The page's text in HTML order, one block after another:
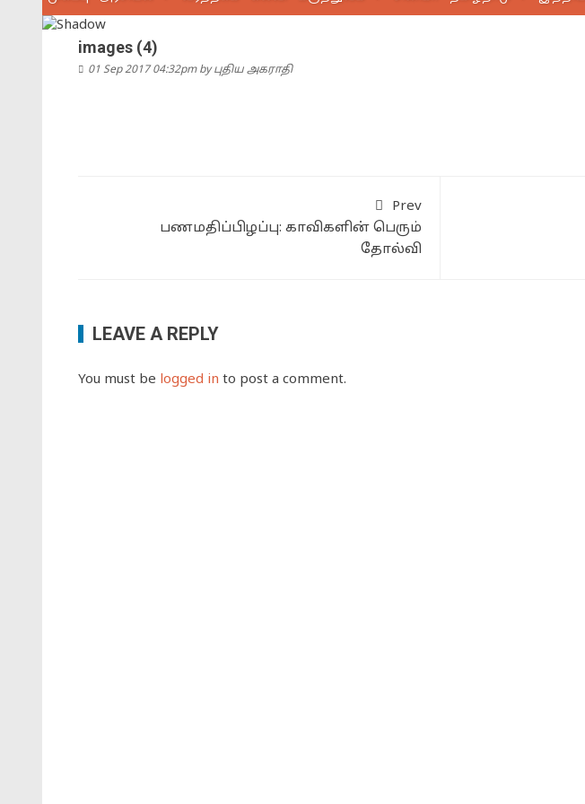
images (4)
01 Sep 2017 04:32pm byபுதிய அகராதி
Prev
பணமதிப்பிழப்பு: காவிகளின் பெரும்
தோல்வி
LEAVE A REPLY
You must be logged in to post a comment.